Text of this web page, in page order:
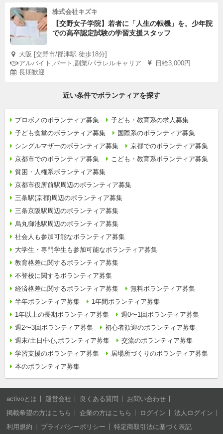
株式会社キズキ
【交野女子学院】若者に「人生の転機」を。少年院
での高卒認定試験の学習支援スタッフ
大阪 [交野市/郡津駅 徒歩18分]
アルバイト,パート,副業/パラレルキャリア
日給3,000円
長期歓迎
近い条件でボランティアを探す
プロボノのボランティア募集
子ども・教育系の求人募集
子ども食堂のボランティア募集
国際系のボランティア募集
シングルマザーのボランティア募集
京都でのボランティア募集
京都市でのボランティア募集
こども・教育系ボランティア募集
貧困・人権系ボランティア募集
京都市役所前駅周辺のボランティア募集
三条駅(京都)周辺のボランティア募集
三条京阪駅周辺のボランティア募集
烏丸御池駅周辺のボランティア募集
社会人も参加可能なボランティア募集
大学生・専門学生も参加可能なボランティア募集
教育格差に関するボランティア募集
不登校に関するボランティア募集
経済格差に関するボランティア募集
無料ボランティア募集
半年ボランティア募集
1年間ボランティア募集
1年以上の長期ボランティア募集
週0〜1回ボランティア募集
週2〜3回ボランティア募集
初心者歓迎のボランティア募集
週末/土日中心,ボランティア募集
交流のボランティア募集
学習支援のボランティア募集
居場所づくりのボランティア募集
本のボランティア募集
activoとは 運営会社 良くある質問
お問い合わせ
掲載希望の方はこちら
企業の方はこちら ログイン
法人ログイン
利用規約
プライバシーポリシー 特定商取引法に基づく表記